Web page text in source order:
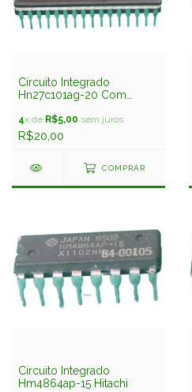
Circuito Integrado
Hn27c101ag-20 Com
4x de R$5,00 sem juros
R$20,00
COMPRAR
Circuito Integrado
Hm4864ap-15 Hitachi